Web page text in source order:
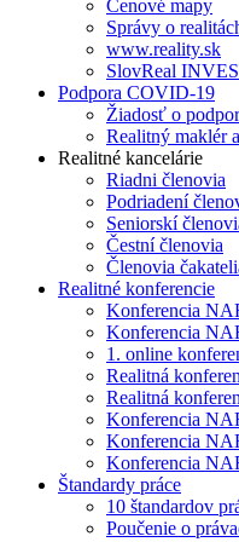
Cenové mapy
Správy o
www.reality.sk
SlovReal
Podpora COVID-19
Žiadosť o
Realitný maklér
Realitné kancelárie
Riadni členovia
Podriadení
Seniorskí
Čestní členovia
Členovia
Realitné konferencie
Konferencia
Konferencia
1. online
Realitná
Realitná
Konferencia
Konferencia
Konferencia
Štandardy práce
10 štandardov
Poučenie o